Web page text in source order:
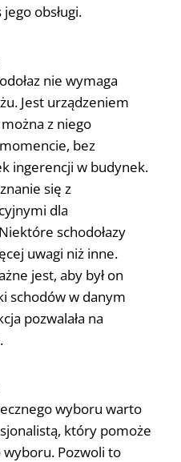
obsługi.
nie wymaga
Jest urządzeniem
z niego
bez
ingerencji w budynek.
się z
dla
schodołazy
uwagi niż inne.
jest, aby był on
schodów w danym
pozwalała na
wyboru warto
który pomoże
wyboru. Pozwoli to